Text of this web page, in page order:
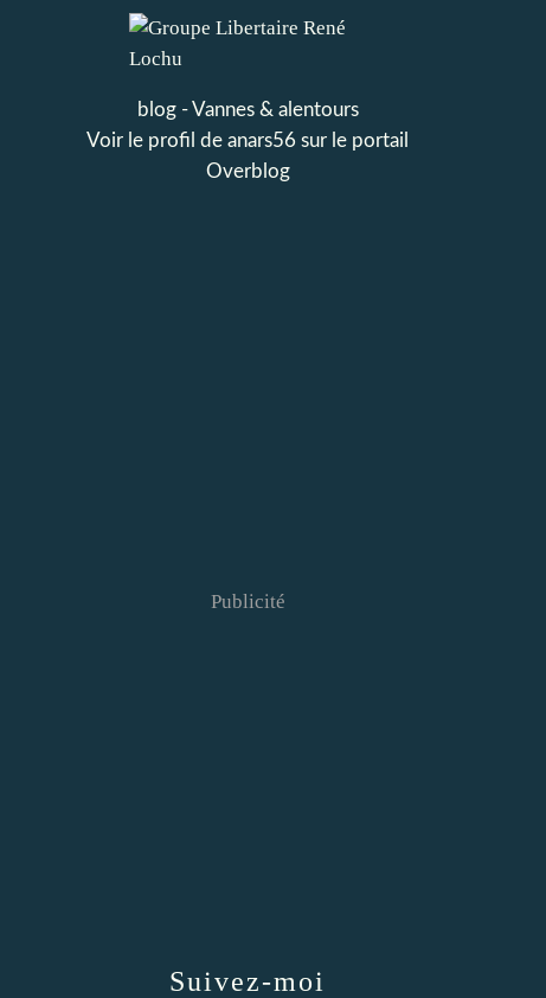
blog - Vannes & alentours
Voir le profil de anars56 sur le portail
Overblog
Suivez-moi
Publicité